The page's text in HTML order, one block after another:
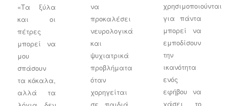
«Τα ξύλα
και οι
πέτρες
μπορεί να
μου
σπάσουν
τα κόκαλα,
αλλά τα
να
προκαλέσει
νευρολογικά
και
ψυχιατρικά
προβλήματα
όταν
χορηγείται
χρησιμοποιούνται
για πάντα
μπορεί να
εμποδίσουν
την
ικανότητα
ενός
εφήβου να
χάσει το